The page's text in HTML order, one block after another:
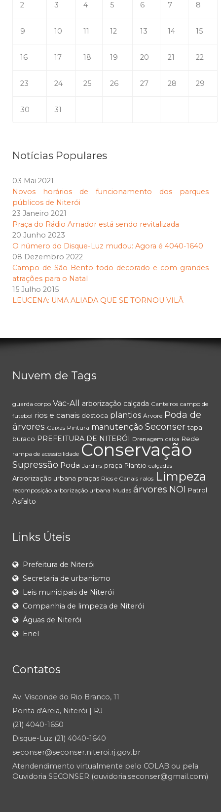
2 3 4 5 6 7 8
9 10 11 12 13 14 15
16 17 18 19 20 21 22
23 24 25 26 27 28 29
30 31
Notícias Populares
03 Mai 2021
Novos horários de funcionamento dos parques
públicos de Niterói
23 Janeiro 2021
Praça do Rádio Amador está sendo revitalizada
20 Junho 2023
O número do Disque-Luz mudou: Agora é 4040-1640
08 Dezembro 2022
Campo de São Bento todo decorado e com grandes
atrações para o Natal
15 Julho 2015
LEUCENA: UMA ALIADA QUE SE TORNOU VILÃ
Nuvem de Tags
guarda corpo Vac-All arborização calçada Canteiros campo de
futebol rios e canais destoca plantios Árvore Poda de
árvores Caixas Pintura manutenção Seconser tapa
buraco PREFEITURA DE NITERÓI Drenagem caixa Rede
rampa de acessibilidade Conservação
Supressão Poda Jardins praça Plantio calçadas
Arborização urbana praças Rios e Canais ralos Limpeza
recomposição arborização urbana Mudas árvores NOI Patrol
Asfalto
Links Úteis
Prefeitura de Niterói
Secretaria de urbanismo
Leis municipais de Niterói
Companhia de limpeza de Niterói
Águas de Niterói
Enel
Contatos
Av. Visconde do Rio Branco, 11
Ponta d'Areia, Niterói | RJ
(21) 4040-1650
Disque-Luz (21) 4040-1640
seconser@seconser.niteroi.rj.gov.br
Atendendimento virtualmente pelo COLAB ou pela
Ouvidoria SECONSER (ouvidoria.seconser@gmail.com)